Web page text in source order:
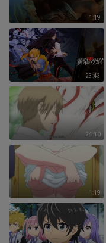
1:19
23:43
24:10
1:19